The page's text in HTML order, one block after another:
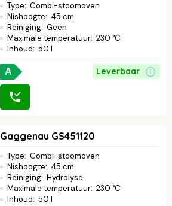
Type: Combi-stoomoven
Nishoogte: 45 cm
Reiniging: Geen
Maximale temperatuur: 230 °C
Inhoud: 50 l
A Leverbaar
Gaggenau GS451120
Type: Combi-stoomoven
Nishoogte: 45 cm
Reiniging: Hydrolyse
Maximale temperatuur: 230 °C
Inhoud: 50 l